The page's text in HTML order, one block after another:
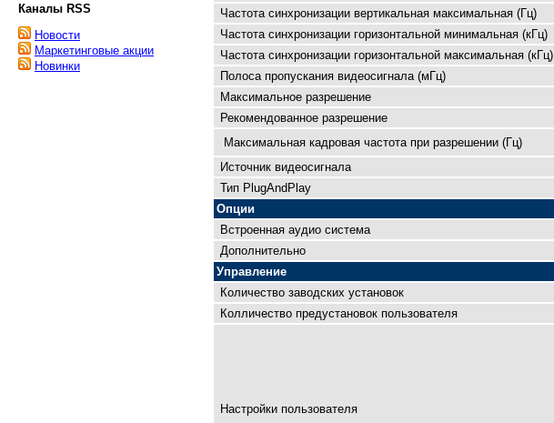
Каналы RSS
Новости
Маркетинговые акции
Новинки
Частота синхронизации вертикальная максимальная (Гц)
Частота синхронизации горизонтальной минимальная (кГц)
Частота синхронизации горизонтальной максимальная (кГц)
Полоса пропускания видеосигнала (мГц)
Максимальное разрешение
Рекомендованное разрешение
Максимальная кадровая чaстота при разрешении (Гц)
Источник видеосигнала
Тип PlugAndPlay
Опции
Встроенная аудио система
Дополнительно
Управление
Количество заводских установок
Колличество предустановок пользователя
Настройки пользователя